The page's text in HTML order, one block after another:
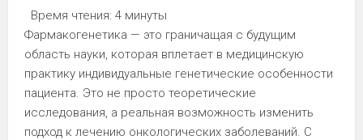
Время чтения: 4 минуты
Фармакогенетика — это граничащая с будущим
область науки, которая вплетает в медицинскую
практику индивидуальные генетические особенности
пациента. Это не просто теоретические
исследования, а реальная возможность изменить
подход к лечению онкологических заболеваний. С